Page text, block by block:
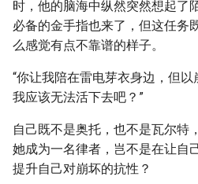
时，他的脑海中纵然突然想起了
必备的金手指也来了，但这任务
么感觉有点不靠谱的样子。
“你让我陪在雷电芽衣身边，但
我应该无法活下去吧？”
自己既不是奥托，也不是瓦尔特
她成为一名律者，岂不是在让自
提升自己对崩坏的抗性？